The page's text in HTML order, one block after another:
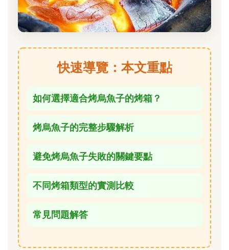
快速導覽：本文重點
如何選擇適合烤烏魚子的烤箱？
烤烏魚子的完整步驟解析
避免烤烏魚子失敗的關鍵要點
不同烤箱類型的實測比較
常見問題解答